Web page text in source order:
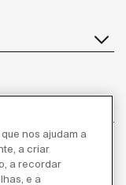
nos ajudam a
a criar
a recordar
e a